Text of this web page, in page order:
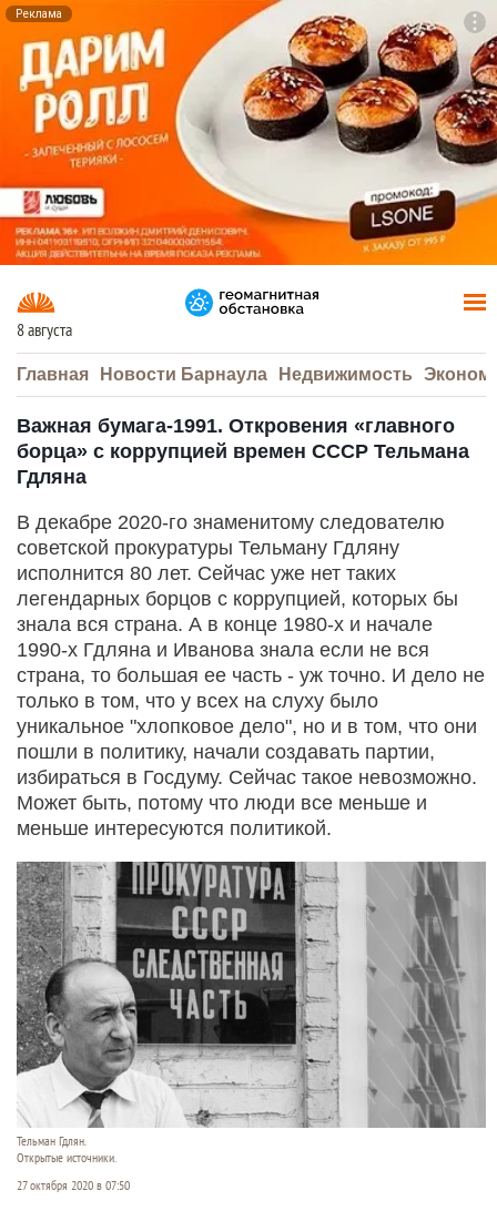
Реклама
8 августа
Главная Новости Барнаула Недвижимость
Важная бумага-1991. Откровения «главного
борца» с коррупцией времен СССР Тельмана
Гдляна
В декабре 2020-го знаменитому следователю
советской прокуратуры Тельману Гдляну
исполнится 80 лет. Сейчас уже нет таких
легендарных борцов с коррупцией, которых бы
знала вся страна. А в конце 1980-х и начале
1990-х Гдляна и Иванова знала если не вся
страна, то большая ее часть - уж точно. И дело не
только в том, что у всех на слуху было
уникальное "хлопковое дело", но и в том, что они
пошли в политику, начали создавать партии,
избираться в Госдуму. Сейчас такое невозможно.
Может быть, потому что люди все меньше и
меньше интересуются политикой.
Тельман Гдлян.
Открытые источники.
27 октября 2020 в 07:50